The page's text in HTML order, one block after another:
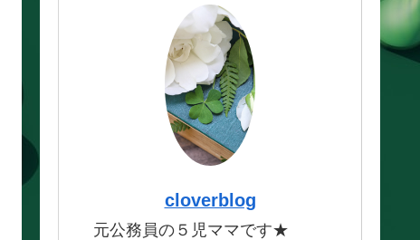
cloverblog
元公務員の５児ママです★